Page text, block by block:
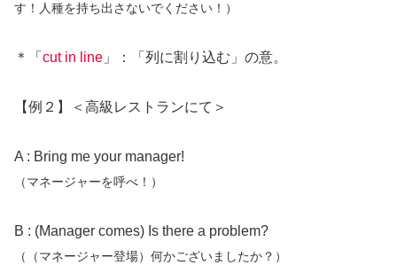
す！人種を持ち出さないでください！）
＊「 cut in line 」：「列に割り込む」の意。
【例２】＜高級レストランにて＞
A : Bring me your manager!
（マネージャーを呼べ！）
B : (Manager comes) Is there a problem?
（（マネージャー登場）何かございましたか？）